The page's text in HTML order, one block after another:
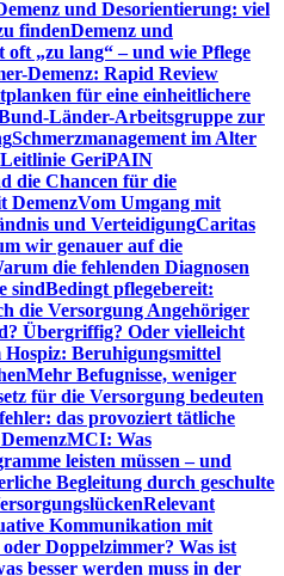
und Desorientierung: viel
findenDemenz und
„zu lang“ – und wie Pflege
Demenz: Rapid Review
für eine einheitlichere
Länder-Arbeitsgruppe zur
Schmerzmanagement im Alter
Leitlinie GeriPAIN
die Chancen für die
DemenzVom Umgang mit
und VerteidigungCaritas
wir genauer auf die
die fehlenden Diagnosen
sindBedingt pflegebereit:
die Versorgung Angehöriger
Übergriffig? Oder vielleicht
Hospiz: Beruhigungsmittel
Mehr Befugnisse, weniger
für die Versorgung bedeuten
das provoziert tätliche
MCI: Was
leisten müssen – und
Begleitung durch geschulte
Relevant
Kommunikation mit
Doppelzimmer? Was ist
besser werden muss in der